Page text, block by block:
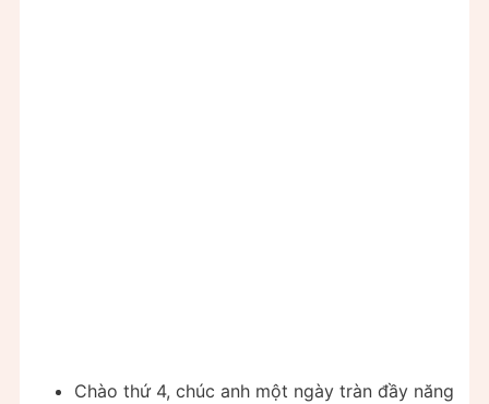
Chào thứ 4, chúc anh một ngày tràn đầy năng